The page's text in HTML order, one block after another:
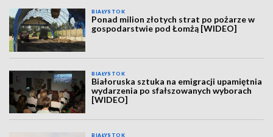
BIAŁYSTOK
Ponad milion złotych strat po pożarze w
gospodarstwie pod Łomżą [WIDEO]
BIAŁYSTOK
Białoruska sztuka na emigracji upamiętnia
wydarzenia po sfałszowanych wyborach
[WIDEO]
BIAŁYSTOK